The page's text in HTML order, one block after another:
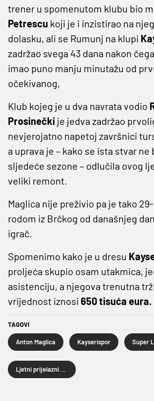
trener u spomenutom klubu bio
Petrescu koji je i inzistirao na
dolasku, ali se Rumunj na klupi
zadržao svega 43 dana nakon
imao puno manju minutažu od
očekivanog,
Klub kojeg je u dva navrata vodio
Prosinečki je jedva zadržao
nevjerojatno napetoj završnici
a uprava je – kako se ista stvar ne
sljedeće sezone – odlučila ovog
veliki remont.
Maglica nije preživio pa je tako
rodom iz Brčkog od današnjeg
igrač.
Spomenimo kako je u dresu
proljeća skupio osam utakmica,
asistenciju, a njegova trenutna
vrijednost iznosi 650 tisuća eura.
TAGOVI
Anton Maglica Kayserispor Super